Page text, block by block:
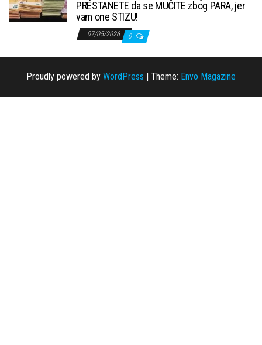
PRESTANETE da se MUČITE zbog PARA, jer
vam one STIZU!
07/05/2026 0
Proudly powered by WordPress Theme: Envo Magazine